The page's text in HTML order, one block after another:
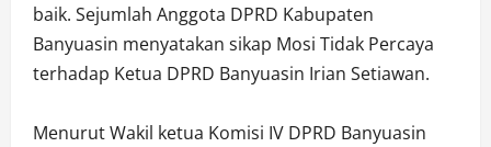
baik. Sejumlah Anggota DPRD Kabupaten
Banyuasin menyatakan sikap Mosi Tidak Percaya
terhadap Ketua DPRD Banyuasin Irian Setiawan.
Menurut Wakil ketua Komisi IV DPRD Banyuasin